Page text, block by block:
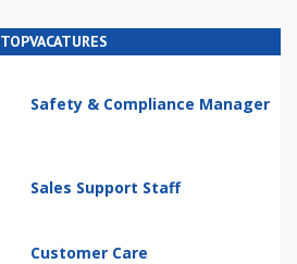
TOPVACATURES
Safety & Compliance Manager
Sales Support Staff
Customer Care